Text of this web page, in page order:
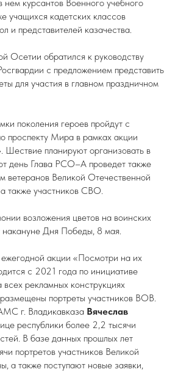
нем курсантов Военного учебного
учащихся кадетских классов
и представителей казачества.
Осетии обратился к руководству
с предложением представить
для участия в главном праздничном
поколения героев пройдут с
проспекту Мира в рамках акции
Шествие планируют организовать в
день Глава РСО–А проведет также
ветеранов Великой Отечественной
также участников СВО.
возложения цветов на воинских
накануне Дня Победы, 8 мая.
акции «Посмотри на их
с 2021 года по инициативе
рекламных конструкциях
портреты участников ВОВ.
г. Владикавказа Вячеслав
республики более 2,2 тысячи
В базе данных прошлых лет
портретов участников Великой
а также поступают новые заявки,